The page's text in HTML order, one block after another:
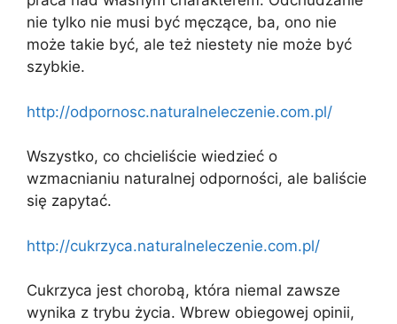
nie tylko nie musi być męczące, ba, ono nie
może takie być, ale też niestety nie może być
szybkie.
http://odpornosc.naturalneleczenie.com.pl/
Wszystko, co chcieliście wiedzieć o
wzmacnianiu naturalnej odporności, ale baliście
się zapytać.
http://cukrzyca.naturalneleczenie.com.pl/
Cukrzyca jest chorobą, która niemal zawsze
wynika z trybu życia. Wbrew obiegowej opinii,